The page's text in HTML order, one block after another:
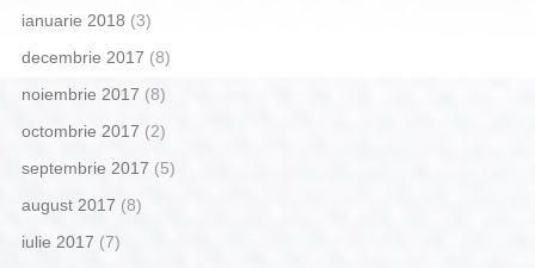
ianuarie 2018 (3)
decembrie 2017 (8)
noiembrie 2017 (8)
octombrie 2017 (2)
septembrie 2017 (5)
august 2017 (8)
iulie 2017 (7)